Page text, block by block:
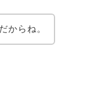
からね。